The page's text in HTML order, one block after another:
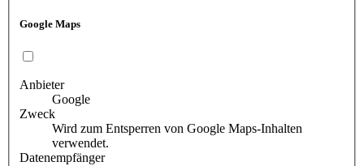
Google Maps
Anbieter
Google
Zweck
Wird zum Entsperren von Google Maps-Inhalten
verwendet.
Datenempfänger